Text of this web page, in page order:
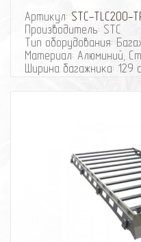
Артикул: STC-TLC200-
Производитель: STC
Тип оборудования:
Материал: Алюминий,
Ширина багажника: 129
Конструкция
грузоподъемностью
– Toyota Land Cruiser
– Toyota Land Cruiser
– Toyota Land Cruiser
Изготавливается из
листа стального
Размер платформы:
Предусмотрена